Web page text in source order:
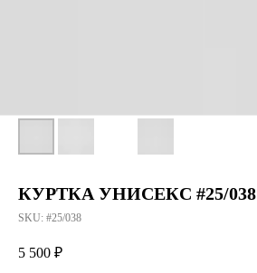
КУРТКА УНИСЕКС #25/038
SKU: #25/038
5 500 ₽